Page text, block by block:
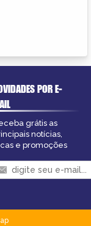
POR E-
grátis as
notícias,
e promoções